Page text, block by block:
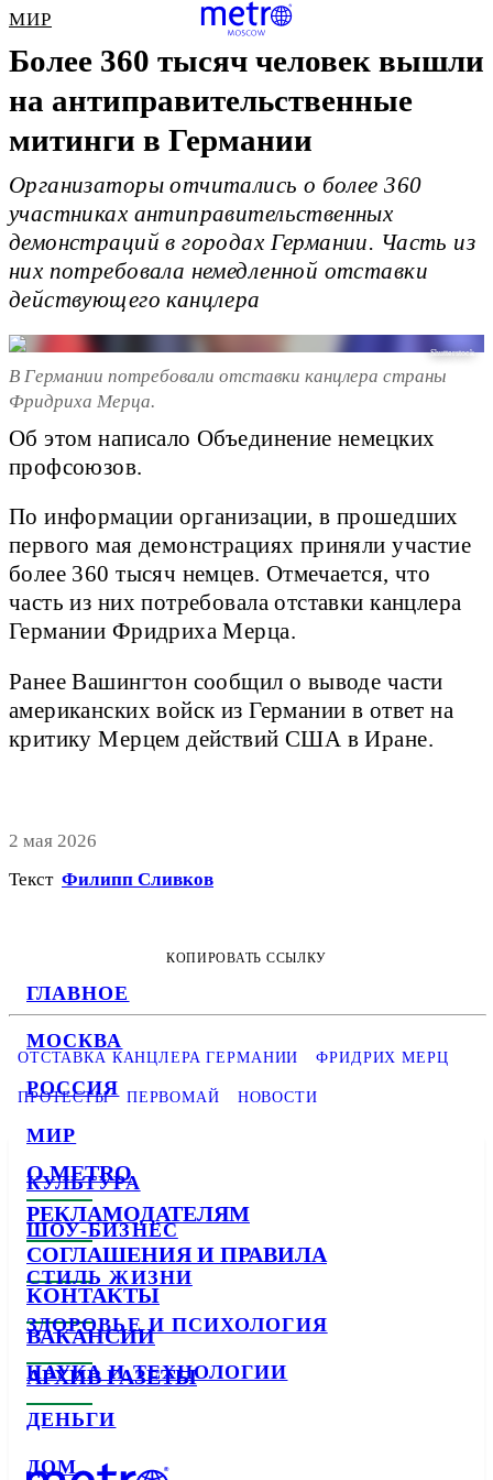
ГЛАВНОЕ
МОСКВА
РОССИЯ
МИР
КУЛЬТУРА
ШОУ-БИЗНЕС
СТИЛЬ ЖИЗНИ
ЗДОРОВЬЕ И ПСИХОЛОГИЯ
НАУКА И ТЕХНОЛОГИИ
ДЕНЬГИ
ДОМ
МИР
Более 360 тысяч человек вышли
на антиправительственные
митинги в Германии
Организаторы отчитались о более 360
участниках антиправительственных
демонстраций в городах Германии. Часть из
них потребовала немедленной отставки
действующего канцлера
Shutterstock
В Германии потребовали отставки канцлера страны
Фридриха Мерца.
Об этом написало Объединение немецких
профсоюзов.
По информации организации, в прошедших
первого мая демонстрациях приняли участие
более 360 тысяч немцев. Отмечается, что
часть из них потребовала отставки канцлера
Германии Фридриха Мерца.
Ранее Вашингтон сообщил о выводе части
американских войск из Германии в ответ на
критику Мерцем действий США в Иране.
2 мая 2026
Текст Филипп Сливков
КОПИРОВАТЬ ССЫЛКУ
ОТСТАВКА КАНЦЛЕРА ГЕРМАНИИ ФРИДРИХ МЕРЦ
ПРОТЕСТЫ ПЕРВОМАЙ НОВОСТИ
О METRO
РЕКЛАМОДАТЕЛЯМ
СОГЛАШЕНИЯ И ПРАВИЛА
КОНТАКТЫ
ВАКАНСИИ
АРХИВ ГАЗЕТЫ